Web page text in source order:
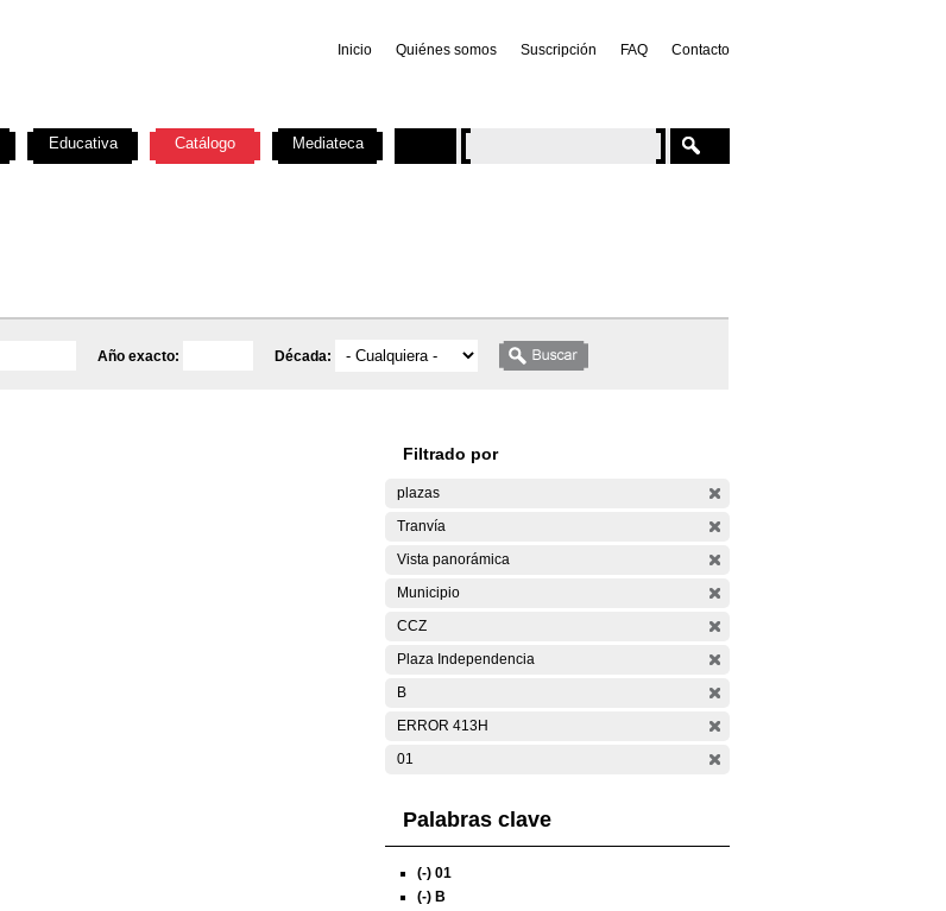
Inicio Quiénes somos Suscripción FAQ Contacto
Año exacto: Década:
Filtrado por
plazas
Tranvía
Vista panorámica
Municipio
CCZ
Plaza Independencia
B
ERROR 413H
01
Palabras clave
(-) 01
(-) B
Educativa Catálogo Mediateca